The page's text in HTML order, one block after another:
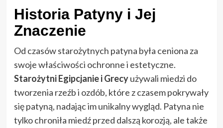
Historia Patyny i Jej
Znaczenie
Od czasów starożytnych patyna była ceniona za
swoje właściwości ochronne i estetyczne.
Starożytni Egipcjanie i Grecyużywali miedzi do
tworzenia rzeźb i ozdób, które z czasem pokrywały
się patyną, nadając im unikalny wygląd. Patyna nie
tylko chroniła miedź przed dalszą korozją, ale także